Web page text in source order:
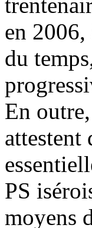
en
du
En
attestent
PS
moyens